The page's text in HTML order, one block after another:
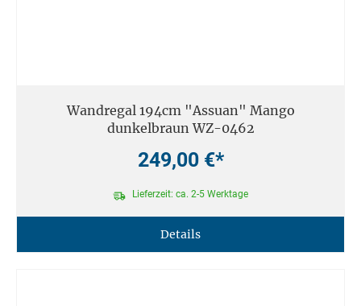
Wandregal 194cm "Assuan" Mango
dunkelbraun WZ-0462
249,00 €*
Lieferzeit: ca. 2-5 Werktage
Details